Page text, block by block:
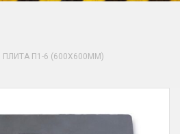
ПЛИТА П1-6 (600Х600ММ)